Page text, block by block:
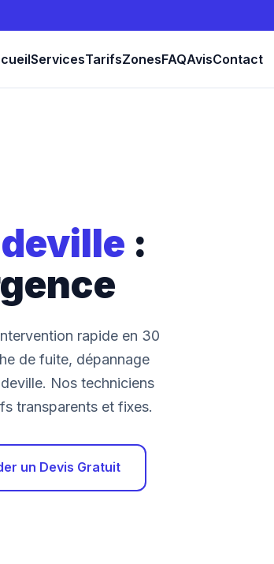
ServicesTarifsZonesFAQAvisContact
:
rapide en 30
de fuite, dépannage
Nos techniciens
transparents et fixes.
un Devis Gratuit